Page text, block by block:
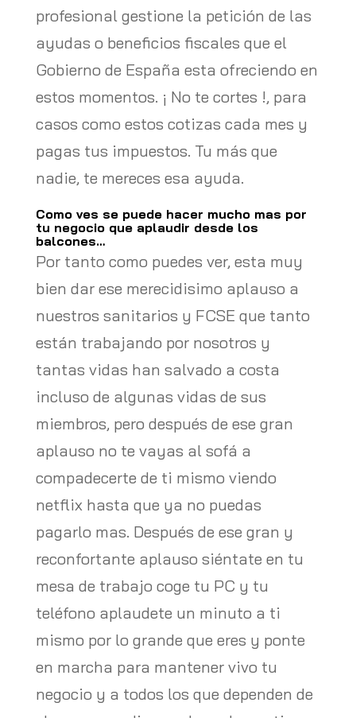
profesional gestione la petición de las
ayudas o beneficios fiscales que el
Gobierno de España esta ofreciendo en
estos momentos. ¡ No te cortes !, para
casos como estos cotizas cada mes y
pagas tus impuestos. Tu más que
nadie, te mereces esa ayuda.
Como ves se puede hacer mucho mas por
tu negocio que aplaudir desde los
balcones…
Por tanto como puedes ver, esta muy
bien dar ese merecidisimo aplauso a
nuestros sanitarios y FCSE que tanto
están trabajando por nosotros y
tantas vidas han salvado a costa
incluso de algunas vidas de sus
miembros, pero después de ese gran
aplauso no te vayas al sofá a
compadecerte de ti mismo viendo
netflix hasta que ya no puedas
pagarlo mas. Después de ese gran y
reconfortante aplauso siéntate en tu
mesa de trabajo coge tu PC y tu
teléfono aplaudete un minuto a ti
mismo por lo grande que eres y ponte
en marcha para mantener vivo tu
negocio y a todos los que dependen de